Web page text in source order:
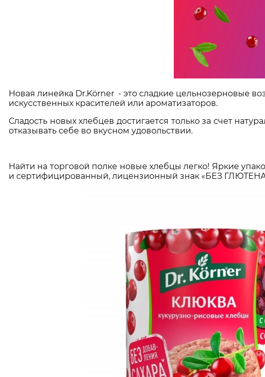
Новая линейка Dr.Körner - это сладкие цельнозерновые
искусственных красителей или ароматизаторов.
Сладость новых хлебцев достигается только за счет
отказывать себе во вкусном удовольствии.
Найти на торговой полке новые хлебцы легко! Яркие
и сертифицированный, лицензионный знак «БЕЗ